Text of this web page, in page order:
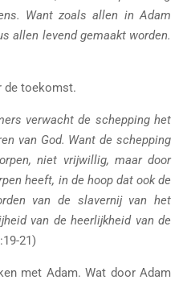
Want zoals allen in Adam
allen levend gemaakt worden.
de toekomst.
verwacht de schepping het
van God. Want de schepping
niet vrijwillig, maar door
heeft, in de hoop dat ook de
van de slavernij van het
van de heerlijkheid van de
21)
met Adam. Wat door Adam